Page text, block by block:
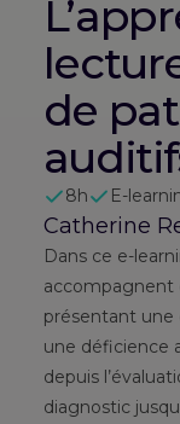
de
8h E-
Catherine
Dans ce e-
accompagnent
présentant
une déficience
depuis
diagnostic